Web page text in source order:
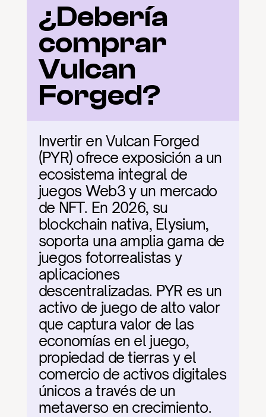
¿Debería
comprar
Vulcan
Forged?
Invertir en Vulcan Forged
(PYR) ofrece exposición a un
ecosistema integral de
juegos Web3 y un mercado
de NFT. En 2026, su
blockchain nativa, Elysium,
soporta una amplia gama de
juegos fotorrealistas y
aplicaciones
descentralizadas. PYR es un
activo de juego de alto valor
que captura valor de las
economías en el juego,
propiedad de tierras y el
comercio de activos digitales
únicos a través de un
metaverso en crecimiento.